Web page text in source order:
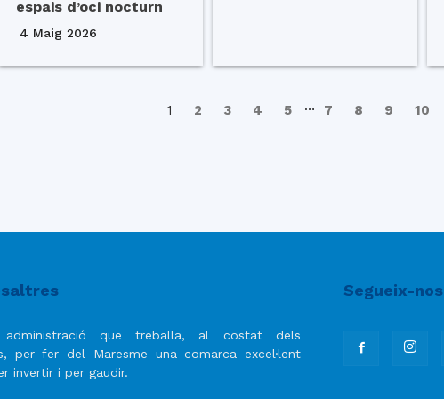
espais d’oci nocturn
4 Maig 2026
1 2 3 4 5 … 7 8 9 10
que treballa, al costat dels
per fer del Maresme una comarca excel·lent
invertir i per gaudir.
Segueix-nos